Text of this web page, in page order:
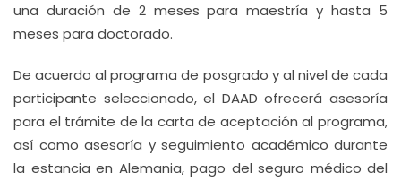
una duración de 2 meses para maestría y hasta 5
meses para doctorado.
De acuerdo al programa de posgrado y al nivel de cada
participante seleccionado, el DAAD ofrecerá asesoría
para el trámite de la carta de aceptación al programa,
así como asesoría y seguimiento académico durante
la estancia en Alemania, pago del seguro médico del